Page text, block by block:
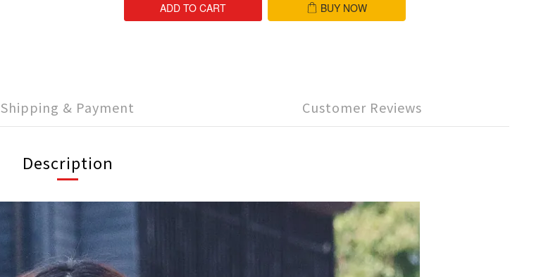
ADD TO CART BUY NOW
Shipping & Payment Customer Reviews
Description